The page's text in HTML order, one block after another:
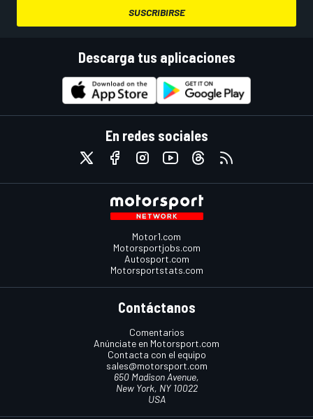
SUSCRIBIRSE
Descarga tus aplicaciones
En redes sociales
Motor1.com
Motorsportjobs.com
Autosport.com
Motorsportstats.com
Contáctanos
Comentarios
Anúnciate en Motorsport.com
Contacta con el equipo
sales@motorsport.com
650 Madison Avenue,
New York, NY 10022
USA